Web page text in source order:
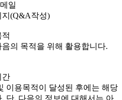
일
지(Q&A작성)
의 목적을 위해 활용합니다.
간
이용목적이 달성된 후에는 해당